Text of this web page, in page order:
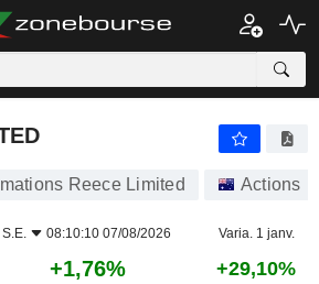
Reece Limited Actions
08:10:10 07/08/2026 Varia. 1 janv.
+1,76% +29,10%